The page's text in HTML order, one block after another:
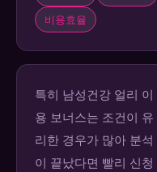
비용효율
특히 남성건강 얼리 이
용 보너스는 조건이 유
리한 경우가 많아 분석
이 끝났다면 빨리 신청